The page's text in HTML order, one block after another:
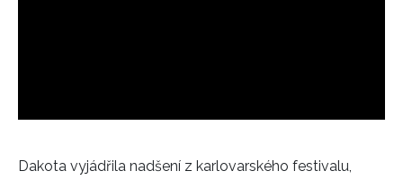
Dakota vyjádřila nadšení z karlovarského festivalu,